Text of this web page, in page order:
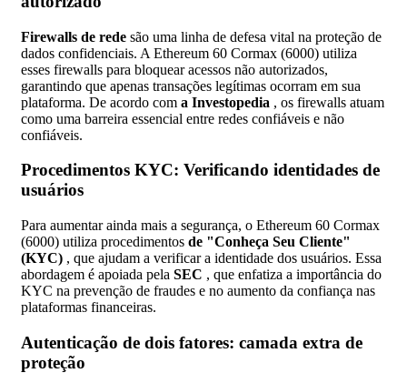
Firewalls de rede são uma linha de defesa vital na proteção de
dados confidenciais. A Ethereum 60 Cormax (6000) utiliza
esses firewalls para bloquear acessos não autorizados,
garantindo que apenas transações legítimas ocorram em sua
plataforma. De acordo com a Investopedia , os firewalls atuam
como uma barreira essencial entre redes confiáveis e não
confiáveis.
Procedimentos KYC: Verificando identidades de
usuários
Para aumentar ainda mais a segurança, o Ethereum 60 Cormax
(6000) utiliza procedimentos de "Conheça Seu Cliente"
(KYC) , que ajudam a verificar a identidade dos usuários. Essa
abordagem é apoiada pela SEC , que enfatiza a importância do
KYC na prevenção de fraudes e no aumento da confiança nas
plataformas financeiras.
Autenticação de dois fatores: camada extra de
proteção